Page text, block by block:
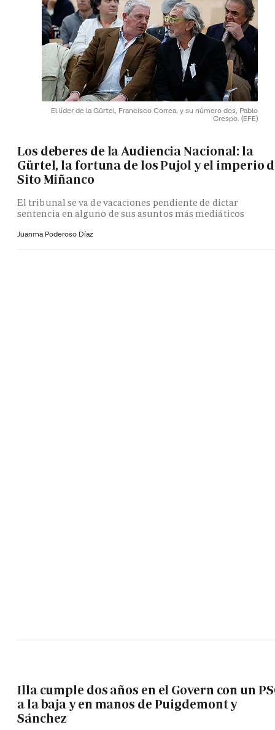
El líder de la Gürtel, Francisco Correa, y su número dos, Pablo
Crespo. (EFE)
Los deberes de la Audiencia Nacional: la
Gürtel, la fortuna de los Pujol y el imperio
Sito Miñanco
El tribunal se va de vacaciones pendiente de dictar
sentencia en alguno de sus asuntos más mediáticos
Juanma Poderoso Díaz
Illa cumple dos años en el Govern con un
a la baja y en manos de Puigdemont y
Sánchez